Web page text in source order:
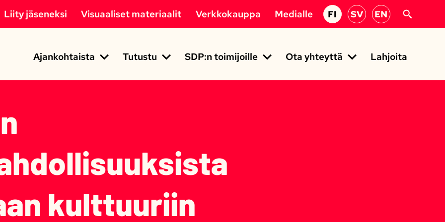
Ajankohtaista
Tutustu SDP:n toimijoille Ota yhteyttä Lahjoita
Liity jäseneksi Visuaaliset materiaalit Verkkokauppa Medialle FI SV EN
kulttuuriin